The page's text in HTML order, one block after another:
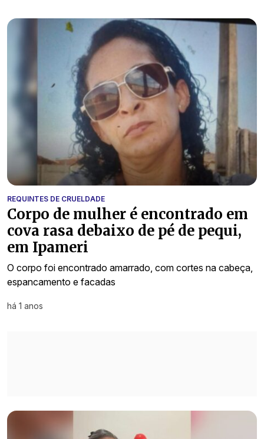
REQUINTES DE CRUELDADE
Corpo de mulher é encontrado em
cova rasa debaixo de pé de pequi,
em Ipameri
O corpo foi encontrado amarrado, com cortes na cabeça,
espancamento e facadas
há 1 anos